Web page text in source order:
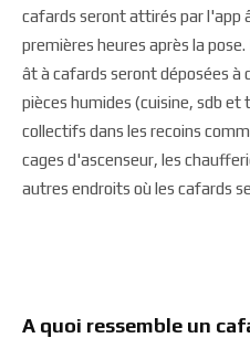
cafards seront attirés par l'app
premières heures après la
ât à cafards seront déposées à
pièces humides (cuisine, sdb
collectifs dans les recoins
cages d'ascenseur, les
autres endroits où les cafards
A quoi ressemble un